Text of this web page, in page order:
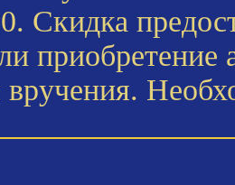
Скидка
приобретение